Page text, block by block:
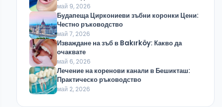
май 9, 2026
Будапеща Циркониеви зъбни коронки Цени:
Честно ръководство
май 7, 2026
Изваждане на зъб в Bakırköy: Какво да
очаквате
май 6, 2026
Лечение на коренови канали в Бешикташ:
Практическо ръководство
май 2, 2026